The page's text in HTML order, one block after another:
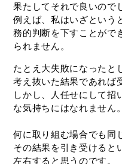
果たしてそれで良いので
例えば、私はいざという
務的判断を下すことがで
られません。
たとえ大失敗になったと
考え抜いた結果であれば
しかし、人任せにして招
な気持ちにはなれません。
何に取り組む場合でも同
その結果を引き受けると
左右すると思うのです。